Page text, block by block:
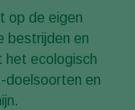
op de eigen
bestrijden en
het ecologisch
doelsoorten en